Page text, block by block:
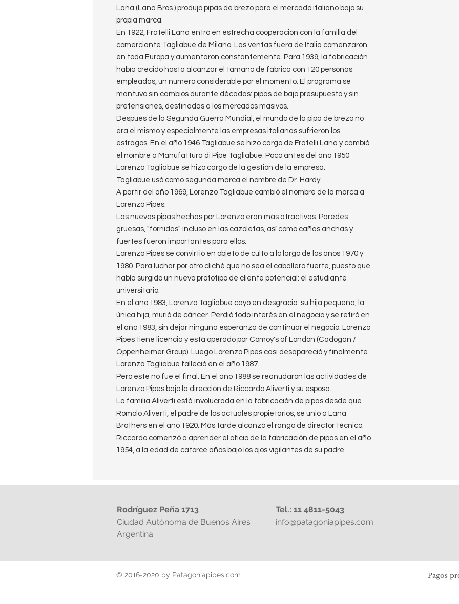
Lana (Lana Bros.) produjo pipas de brezo para el mercado italiano bajo su
propia marca.
En 1922, Fratelli Lana entró en estrecha cooperación con la familia del
comerciante Tagliabue de Milano. Las ventas fuera de Italia comenzaron
en toda Europa y aumentaron constantemente. Para 1939, la fabricación
había crecido hasta alcanzar el tamaño de fábrica con 120 personas
empleadas, un número considerable por el momento. El programa se
mantuvo sin cambios durante décadas: pipas de bajo presupuesto y sin
pretensiones, destinadas a los mercados masivos.
Después de la Segunda Guerra Mundial, el mundo de la pipa de brezo no
era el mismo y especialmente las empresas italianas sufrieron los
estragos. En el año 1946 Tagliabue se hizo cargo de Fratelli Lana y cambió
el nombre a Manufattura di Pipe Tagliabue. Poco antes del año 1950
Lorenzo Tagliabue se hizo cargo de la gestión de la empresa.
Tagliabue usó como segunda marca el nombre de Dr. Hardy.
A partir del año 1969, Lorenzo Tagliabue cambió el nombre de la marca a
Lorenzo Pipes.
Las nuevas pipas hechas por Lorenzo eran más atractivas. Paredes
gruesas, "fornidas" incluso en las cazoletas, así como cañas anchas y
fuertes fueron importantes para ellos.
Lorenzo Pipes se convirtió en objeto de culto a lo largo de los años 1970 y
1980. Para luchar por otro cliché que no sea el caballero fuerte, puesto que
había surgido un nuevo prototipo de cliente potencial: el estudiante
universitario.
En el año 1983, Lorenzo Tagliabue cayó en desgracia: su hija pequeña, la
única hija, murió de cáncer. Perdió todo interés en el negocio y se retiró en
el año 1983, sin dejar ninguna esperanza de continuar el negocio. Lorenzo
Pipes tiene licencia y está operado por Comoy's of London (Cadogan /
Oppenheimer Group). Luego Lorenzo Pipes casi desapareció y finalmente
Lorenzo Tagliabue falleció en el año 1987.
Pero este no fue el final. En el año 1988 se reanudaron las actividades de
Lorenzo Pipes bajo la dirección de Riccardo Aliverti y su esposa.
La familia Aliverti está involucrada en la fabricación de pipas desde que
Romolo Aliverti, el padre de los actuales propietarios, se unió a Lana
Brothers en el año 1920. Más tarde alcanzó el rango de director técnico.
Riccardo comenzó a aprender el oficio de la fabricación de pipas en el año
1954, a la edad de catorce años bajo los ojos vigilantes de su padre.
director de ventas desde el año 1991. Trabaja estrechamente con su
una amplia base de clientes para Lorenzo en todo el mundo.
Como segundas marcas, Lorenzo ha usado las siguientes: Spitfire , Lloyds ,
Edison , Erica , Old-Vic , TV , Tío Paul y Tagliabue
Largo 15 cm
Alto: 4 cm
Rodríguez Peña 1713
Ciudad Autónoma de Buenos Aires
Argentina
Tel.: 11 4811-5043
info@patagoniapipes.com
© 2016-2020 by Patagoniapipes.com Pagos